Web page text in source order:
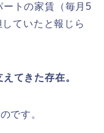
トの家賃（毎月5
ていたと報じら
てきた存在。
です。